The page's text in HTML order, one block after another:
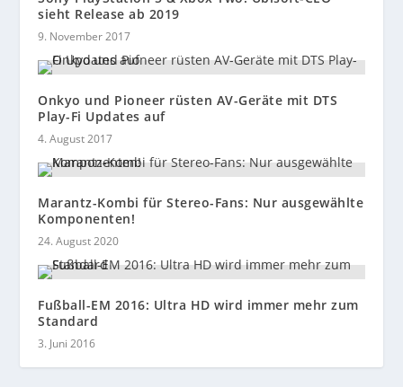
sieht Release ab 2019
9. November 2017
Onkyo und Pioneer rüsten AV-Geräte mit DTS
Play-Fi Updates auf
4. August 2017
Marantz-Kombi für Stereo-Fans: Nur ausgewählte
Komponenten!
24. August 2020
Fußball-EM 2016: Ultra HD wird immer mehr zum
Standard
3. Juni 2016